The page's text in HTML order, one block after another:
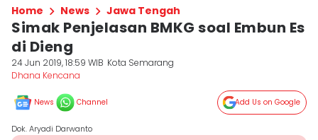
Home News Jawa Tengah
Simak Penjelasan BMKG soal Embun Es
di Dieng
24 Jun 2019, 18:59 WIB Kota Semarang
Dhana Kencana
News Channel Add Us on Google
Dok. Aryadi Darwanto